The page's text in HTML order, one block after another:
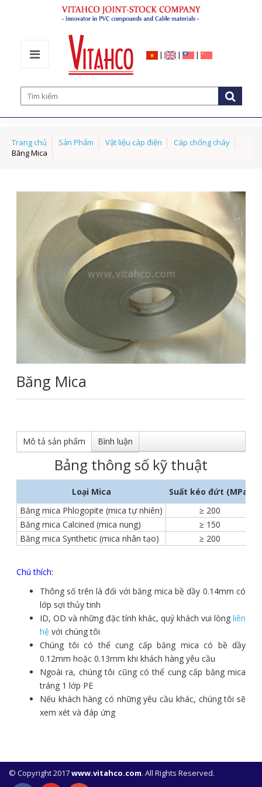
| | |
Trang chủ Sản Phẩm Vật liệu cáp điện
Cáp chống cháy
Băng Mica
Băng Mica
Mô tả sản phẩm Bình luận
Bảng thông số kỹ thuật
Loại Mica Suất kéo đứt (MPa)
Băng mica Phlogopite (mica tự nhiên)
≥ 200
Băng mica Calcined (mica nung)
≥ 150
Băng mica Synthetic (mica nhân tạo)
≥ 200
Chú thích:
Thông số trên là đối với băng mica bề dầy 0.14mm có
lớp sợi thủy tinh
ID, OD và những đặc tính khác, quý khách vui lòng liên
hệ với chúng tôi
Chúng tôi có thể cung cấp băng mica có bề dầy
0.12mm hoặc 0.13mm khi khách hàng yêu cầu
Ngoài ra, chúng tôi cũng có thể cung cấp băng mica
tráng 1 lớp PE
Nếu khách hàng có những yêu cầu khác, chúng tôi sẽ
xem xét và đáp ứng
© Copyright 2017www.vitahco.com. All Rights Reserved.